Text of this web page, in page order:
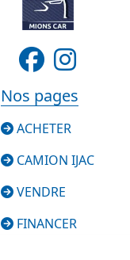
Nos pages
ACHETER
CAMION IJAC
VENDRE
FINANCER